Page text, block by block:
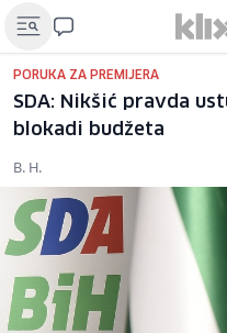
PORUKA ZA PREMIJERA
SDA: Nikšić pravda
blokadi budžeta
B. H.